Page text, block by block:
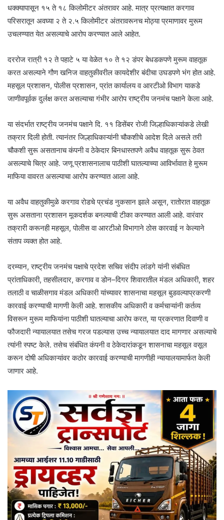
धक्क्यापासून १५ ते १८ किलोमीटर अंतरावर आहे. मात्र प्रत्यक्षात करगाव
परिसरातून अवघ्या २ ते २.५ किलोमीटर अंतरावरूनच मोठ्या प्रमाणावर मुरूम
उचलण्यात येत असल्याचे आरोप करण्यात आले आहेत.
दररोज रात्री १२ ते पहाटे ५ या वेळेत १० ते १२ डंपर बेधडकपणे मुरूम वाहतूक
करत असल्याने गौण खनिज वाहतुकीवरील कायदेशीर बंदीचा उघडपणे भंग होत आहे.
महसूल प्रशासन, पोलीस प्रशासन, प्रांत कार्यालय व आरटीओ विभाग याकडे
जाणीवपूर्वक दुर्लक्ष करत असल्याचा गंभीर आरोप राष्ट्रीय जनमंच पक्षाने केला आहे.
या संदर्भात राष्ट्रीय जनमंच पक्षाने दि. ११ डिसेंबर रोजी जिल्हाधिकाऱ्यांकडे लेखी
तक्रार दिली होती. त्यानंतर जिल्हाधिकाऱ्यांनी चौकशीचे आदेश दिले असले तरी
चौकशी सुरू असतानाच कंपनी व ठेकेदार बिनधास्तपणे अवैध वाहतूक सुरू ठेवत
असल्याचे चित्र आहे. जणू प्रशासनालाच पाठीशी घातल्याच्या आविर्भावात हे मुरूम
माफिया वावरत असल्याचा आरोप करण्यात आला आहे.
या अवैध वाहतुकीमुळे करगाव रोडचे प्रचंड नुकसान झाले असून, रातोरात वाहतूक
सुरू असताना प्रशासन मूकदर्शक बनल्याची टीका करण्यात आली आहे. वारंवार
तक्रारी करूनही महसूल, पोलीस वा आरटीओ विभागाने ठोस कारवाई न केल्याने
संताप व्यक्त होत आहे.
दरम्यान, राष्ट्रीय जनमंच पक्षाचे प्रदेश सचिव संदीप लांडगे यांनी संबंधित
प्रांताधिकारी, तहसीलदार, करगाव व डोन–दिगर शिवारातील मंडल अधिकारी, शहर
तलाठी व चाळीसगाव मंडल अधिकारी यांच्यावर शासनाचा महसूल बुडवल्याप्रकरणी
कारवाई करण्याची मागणी केली आहे. शासकीय अधिकारी व कर्मचाऱ्यांनी कर्तव्य
विसरून मुरूम माफियांना पाठीशी घातल्याचा आरोप करत, या प्रकरणात दिवाणी व
फौजदारी न्यायालयात तसेच गरज पडल्यास उच्च न्यायालयात दाद मागणार असल्याचे
त्यांनी स्पष्ट केले. तसेच संबंधित कंपनी व ठेकेदारांकडून शासनाचा महसूल वसूल
करून दोषी अधिकाऱ्यांवर कठोर कारवाई करण्याची मागणीही न्यायालयामार्फत केली
जाणार आहे.